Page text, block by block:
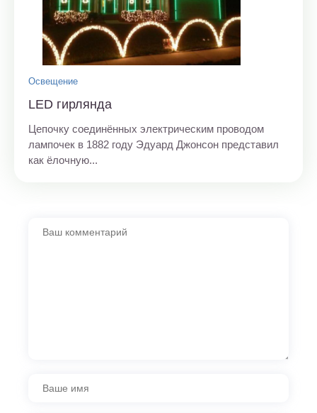
Освещение
LED гирлянда
Цепочку соединённых электрическим проводом
лампочек в 1882 году Эдуард Джонсон представил
как ёлочную...